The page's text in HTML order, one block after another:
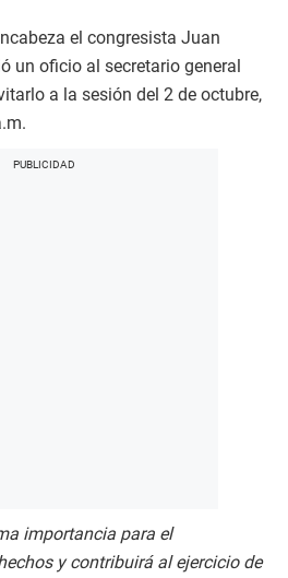
el congresista Juan
un oficio al secretario general
a la sesión del 2 de octubre,
importancia para el
y contribuirá al ejercicio de